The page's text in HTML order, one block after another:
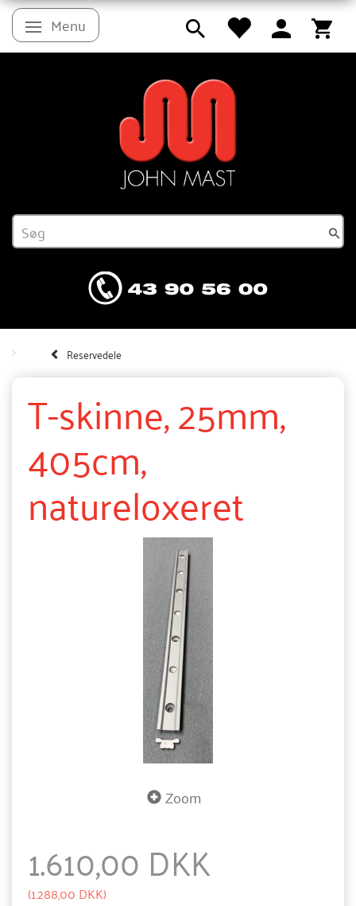
Skifte navigation
Menu
Reservedele
T-skinne, 25mm,
405cm,
natureloxeret
Zoom
1.610,00 DKK
(1.288,00 DKK)